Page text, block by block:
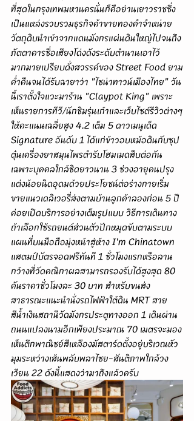
ที่สุดในกรุงเทพมหานครนั่นก็คือย่านเยาวราชซึ่ง
เป็นแหล่งรวบรวมธุรกิจค้าขายทองคำจำหน่าย
วัตถุดิบนำเข้าจากแดนมังกรแผ่นดินใหญ่ไปจนถึง
ภัตตาคารชื่อเสียงโด่งดังระดับตำนานเอาไว้
มากมายเปรียบดั่งสวรรค์ของ Street Food ยาม
ค่ำคืนจนได้รับฉายาว่า "ไชน่าทาวน์เมืองไทย" วัน
นี้เราตั้งใจแวะมาร้าน "Claypot King" เพราะ
เห็นรายการทีวี/นักชิมรุ่นเก๋าและเว็บไซต์รีวิวต่างๆ
ให้คะแนนเฉลี่ยสูง 4.2 เต็ม 5 ดาวเมนูเด็ด
Signature อันดับ 1 ได้แก่ข้าวอบหม้อดินกับซุป
ตุ๋นเครื่องยาสมุนไพรตำรับโฮมเมดสืบต่อกัน
เฉพาะบุคคลใกล้ชิดยาวนาน 3 ช่วงอายุคนปรุง
แต่งน้อยนิดอุดมด้วยประโยชน์ต่อร่างกายเริ่ม
ขายแนวเดลิเวอรี่ส่งตามบ้านลูกค้าลองก่อน 5 ปี
ค่อยเปิดบริการอย่างเต็มรูปแบบ วิธีการเดินทาง
ถ้าเลือกใช้รถยนต์ส่วนตัวปักหมุดขับตามระบบ
แผนที่บนมือถือมุ่งหน้าสู่ห้าง I'm Chinatown
แสตมป์บัตรจอดฟรีทันที 1 ชั่วโมงแรกหรือลาน
กว้างที่วัดคณิกาผลสามารถรองรับได้สูงสุด 80
คันราคาชั่วโมงละ 30 บาท สำหรับขนส่ง
สาธารณะแนะนำนั่งรถไฟฟ้าใต้ดิน MRT สาย
สีน้ำเงินสถานีวัดมังกรประตูทางออก 1 เดินผ่าน
ถนนแปลงนามอีกเพียงประมาณ 70 เมตรจะมอง
เห็นตึกพาณิชย์สีเหลืองมัสตาร์ดตั้งอยู่บริเวณหัว
มุมระหว่างเส้นพลับพลาไชย-สันติภาพใกล้วง
เวียน 22 ดังนี้แสดงว่ามาถึงแล้วครับ